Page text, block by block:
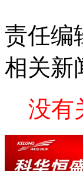
责任编
相关新
没有